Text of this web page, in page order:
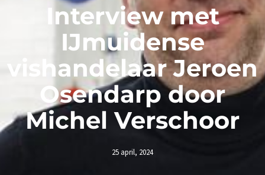
Interview met
IJmuidense
vishandelaar Jeroen
Osendarp door
Michel Verschoor
25 april, 2024